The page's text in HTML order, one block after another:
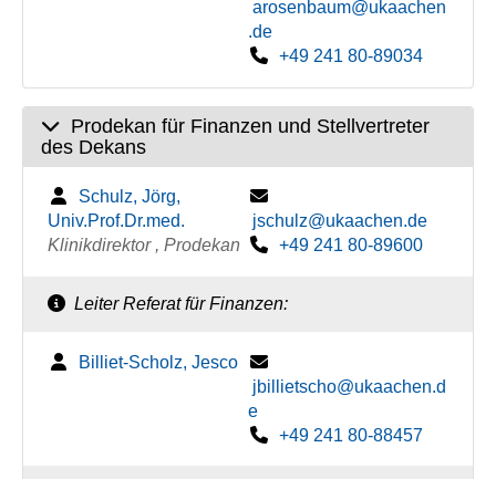
arosenbaum@ukaachen
.de
+49 241 80-89034
Prodekan für Finanzen und Stellvertreter
des Dekans
Schulz, Jörg,
Univ.Prof.Dr.med.
Klinikdirektor , Prodekan
jschulz@ukaachen.de
+49 241 80-89600
Leiter Referat für Finanzen:
Billiet-Scholz, Jesco
jbillietscho@ukaachen.d
e
+49 241 80-88457